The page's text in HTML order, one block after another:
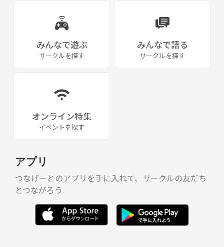
みんなで遊ぶ
サークルを探す
みんなで語る
サークルを探す
オンライン特集
イベントを探す
アプリ
つなげーとのアプリを手に入れて、サークルの友だち
とつながろう